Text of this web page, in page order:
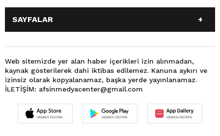
ANASAYFA
GÜNDEM
SİYASET
SPOR
EKONOMİ
TEKNOLOJİ
3. SAYFA
BÜYÜKŞEHİR BELEDİYESİ
DÜNYA
FOTO GALERİ
KÜLTÜR SANAT
MAGAZİN
OTOMOBİL
SAĞLIK
VIDEO GALERİ
YEREL HABERLER
KÜNYE
SAYFALAR
SİYASET
EĞİTİM
SPOR
EKONOMİ
TEKNOLOJİ
3. SAYFA
FOTO GALERİ
KÜLTÜR SANAT
MAGAZİN
OTOMOBİL
Web sitemizde yer alan haber içerikleri izin alınmadan,
kaynak gösterilerek dahi iktibas edilemez. Kanuna aykırı ve
izinsiz olarak kopyalanamaz, başka yerde yayınlanamaz.
İLETİŞİM: afsinmedyacenter@gmail.com